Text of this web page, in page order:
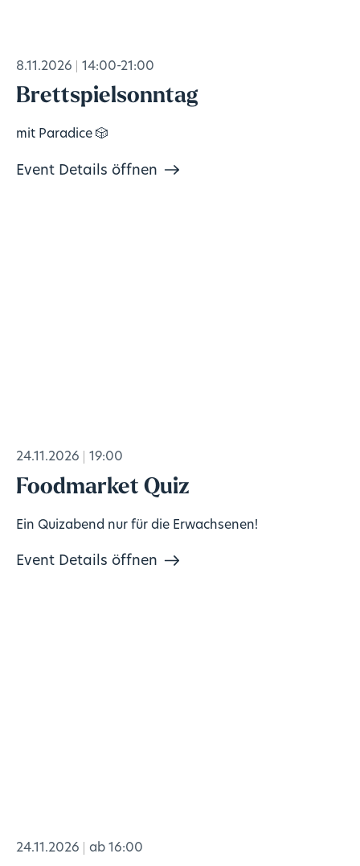
8.11.2026 14:00-21:00
Brettspielsonntag
mit Paradice 🎲
Event Details öffnen
24.11.2026 19:00
Foodmarket Quiz
Ein Quizabend nur für die Erwachsenen!
Event Details öffnen
24.11.2026 ab 16:00